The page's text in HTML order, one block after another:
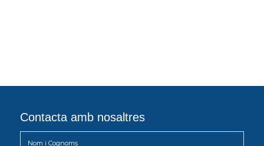
Contacta amb nosaltres